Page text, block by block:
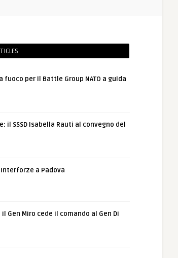
fuoco per il Battle Group NATO a guida
SSSD Isabella Rauti al convegno del
Interforze a Padova
Gen Miro cede il comando al Gen Di